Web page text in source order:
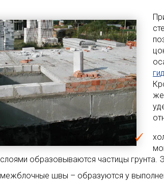
же
слоями образовываются частицы грунта.
межблочные швы – образуются у